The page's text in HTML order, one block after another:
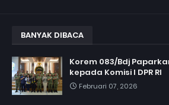
BANYAK DIBACA
Korem 083/Bdj
kepada Komisi I DPR RI
Februari 07, 2026